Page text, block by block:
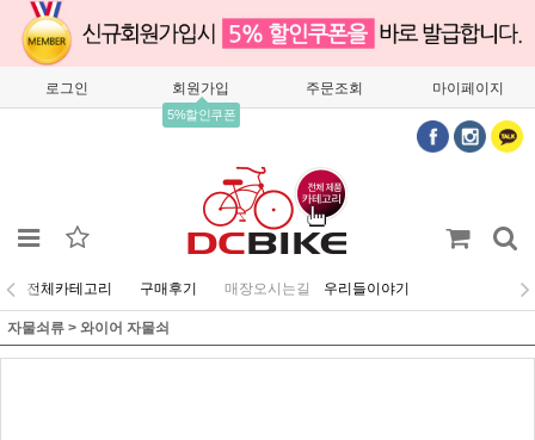
로그인 회원가입
5%할인쿠폰
주문조회 마이페이지
전체카테고리 구매후기 매장오시는길 우리들이야기
자물쇠류 > 와이어 자물쇠